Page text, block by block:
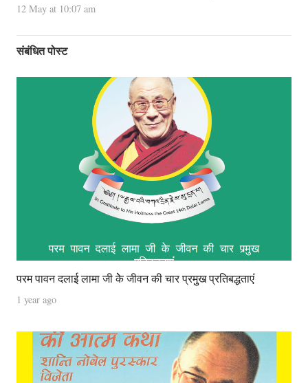
12 May at 10:07 am
संबंधित पोस्ट
परम पावन दलाई लामा जी केे जीवन की चार प्रमुुख प्रतिबद्धताएंं
1 year ago